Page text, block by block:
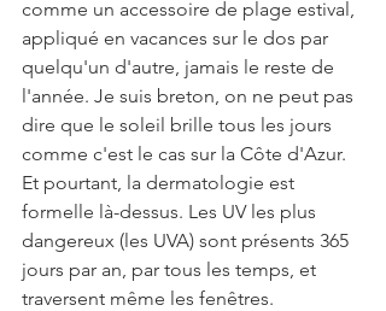
comme un accessoire de plage estival,
appliqué en vacances sur le dos par
quelqu'un d'autre, jamais le reste de
l'année. Je suis breton, on ne peut pas
dire que le soleil brille tous les jours
comme c'est le cas sur la Côte d'Azur.
Et pourtant, la dermatologie est
formelle là-dessus. Les UV les plus
dangereux (les UVA) sont présents 365
jours par an, par tous les temps, et
traversent même les fenêtres.